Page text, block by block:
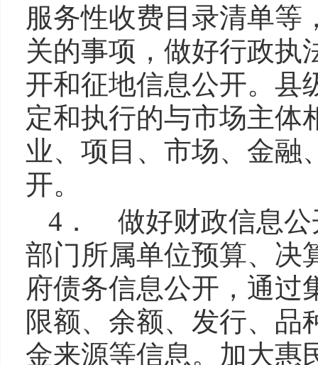
服务性收费目录清单等
关的事项，做好行政执
开和征地信息公开。县
定和执行的与市场主体
业、项目、市场、金融
开。
4． 做好财政信息公
部门所属单位预算、决
府债务信息公开，通过
限额、余额、发行、品
金来源等信息。加大惠